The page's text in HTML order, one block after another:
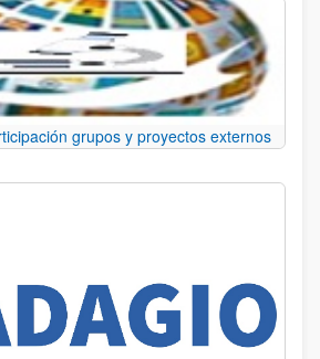
grupos y proyectos externos